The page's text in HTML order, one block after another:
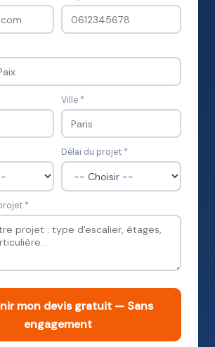
Ville *
Délai du projet *
*
mon devis gratuit — Sans
engagement